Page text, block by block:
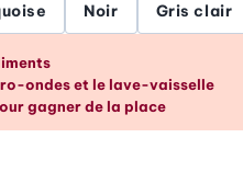
Noir Gris clair
un coup
ondes et le lave-vaisselle
gagner de la place